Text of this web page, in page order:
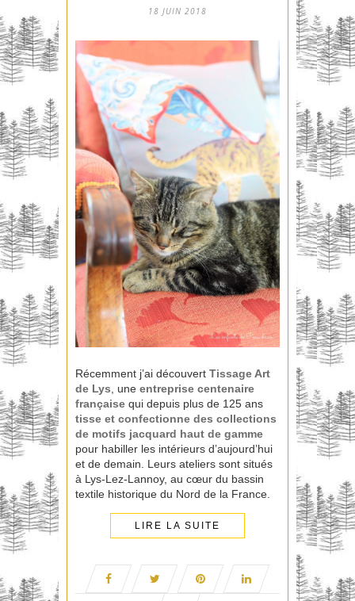
18 JUIN 2018
Récemment j’ai découvert Tissage Art
de Lys , une entreprise centenaire
française qui depuis plus de 125 ans
tisse et confectionne des collections
de motifs jacquard haut de gamme
pour habiller les intérieurs d’aujourd’hui
et de demain. Leurs ateliers sont situés
à Lys-Lez-Lannoy, au cœur du bassin
textile historique du Nord de la France.
LIRE LA SUITE